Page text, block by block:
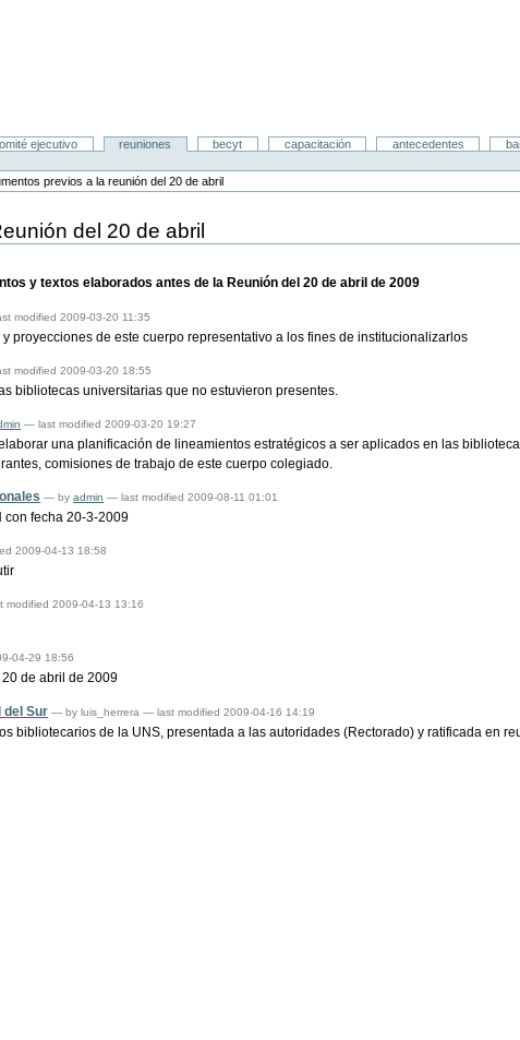
ejecutivo reuniones becyt capacitación antecedentes
previos a la reunión del 20 de abril
del 20 de abril
y textos elaborados antes de la Reunión del 20 de abril de 2009
modified 2009-03-20 11:35
proyecciones de este cuerpo representativo a los fines de institucionalizarlos
modified 2009-03-20 18:55
bibliotecas universitarias que no estuvieron presentes.
— last modified 2009-03-20 19:27
una planificación de lineamientos estratégicos a ser aplicados en las
comisiones de trabajo de este cuerpo colegiado.
—byadmin — last modified 2009-08-11 01:01
con fecha 20-3-2009
2009-04-13 18:58
modified 2009-04-13 13:16
04-29 18:56
de abril de 2009
del Sur —by luis_herrera— last modified 2009-04-16 14:19
bibliotecarios de la UNS, presentada a las autoridades (Rectorado) y ratificada en